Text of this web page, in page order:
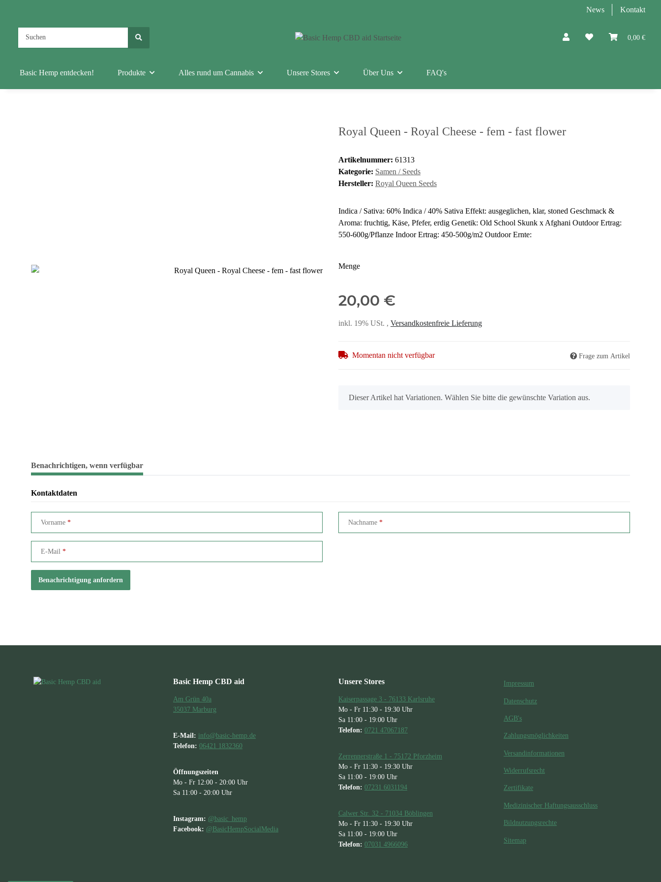
News Kontakt
0,00 €
Basic Hemp entdecken! Produkte Alles rund um Cannabis Unsere Stores Über Uns FAQ's
Royal Queen - Royal Cheese - fem - fast flower
Artikelnummer: 61313
Kategorie: Samen / Seeds
Hersteller: Royal Queen Seeds
Indica / Sativa: 60% Indica / 40% Sativa Effekt: ausgeglichen, klar, stoned Geschmack &
Aroma: fruchtig, Käse, Pfefer, erdig Genetik: Old School Skunk x Afghani Outdoor Ertrag:
550-600g/Pflanze Indoor Ertrag: 450-500g/m2 Outdoor Ernte:
Menge
20,00 €
inkl. 19% USt. , Versandkostenfreie Lieferung
Momentan nicht verfügbar Frage zum Artikel
x
Dieser Artikel hat Variationen. Wählen Sie bitte die gewünschte Variation aus.
weitere Registerkarten anzeigen
Benachrichtigen, wenn verfügbar
Kontaktdaten
Vorname Nachname
E-Mail
Benachrichtigung anfordern
Basic Hemp CBD aid
Am Grün 40a
35037 Marburg
E-Mail: info@basic-hemp.de
Telefon: 06421 1832360
Öffnungszeiten
Mo - Fr 12:00 - 20:00 Uhr
Sa 11:00 - 20:00 Uhr
Instagram: @basic_hemp
Facebook: @BasicHempSocialMedia
Unsere Stores
Kaiserpassage 3 - 76133 Karlsruhe
Mo - Fr 11:30 - 19:30 Uhr
Sa 11:00 - 19:00 Uhr
Telefon: 0721 47067187
Zerrennerstraße 1 - 75172 Pforzheim
Mo - Fr 11:30 - 19:30 Uhr
Sa 11:00 - 19:00 Uhr
Telefon: 07231 6031194
Calwer Str. 32 - 71034 Böblingen
Mo - Fr 11:30 - 19:30 Uhr
Sa 11:00 - 19:00 Uhr
Telefon: 07031 4966096
Impressum
Datenschutz
AGB's
Zahlungsmöglichkeiten
Versandinformationen
Widerrufsrecht
Zertifikate
Medizinischer Haftungsausschluss
Bildnutzungsrechte
Sitemap